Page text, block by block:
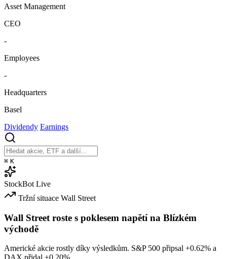
Asset Management
CEO
-
Employees
-
Headquarters
Basel
Dividendy Earnings
⌘ K
StockBot Live
Tržní situace Wall Street
Wall Street roste s poklesem napětí na Blízkém
východě
Americké akcie rostly díky výsledkům. S&P 500 připsal +0.62% a